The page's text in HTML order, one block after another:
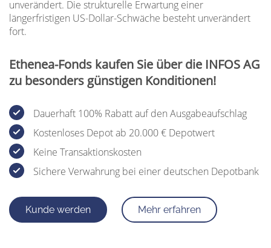
unverändert. Die strukturelle Erwartung einer
längerfristigen US-Dollar-Schwäche besteht unverändert
fort.
Ethenea-Fonds kaufen Sie über die INFOS AG
zu besonders günstigen Konditionen!
Dauerhaft 100% Rabatt auf den Ausgabeaufschlag
Kostenloses Depot ab 20.000 € Depotwert
Keine Transaktionskosten
Sichere Verwahrung bei einer deutschen Depotbank
Kunde werden Mehr erfahren